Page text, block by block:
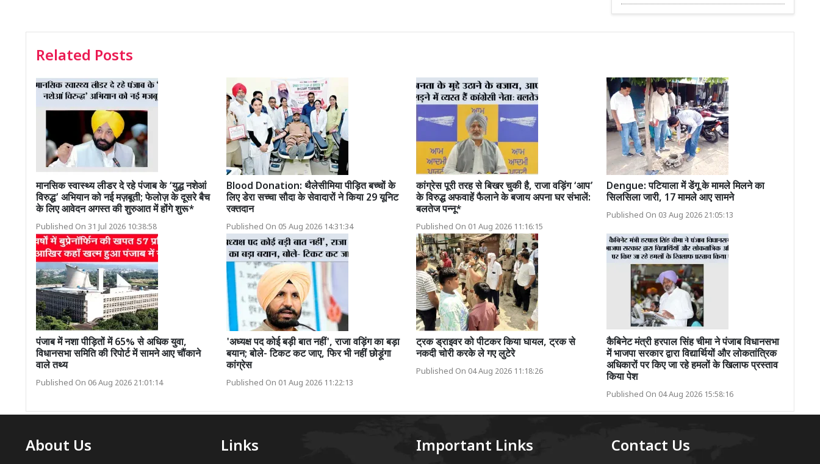
Related Posts
मानसिक स्वास्थ्य लीडर दे रहे पंजाब के ‘युद्ध नशेआं
विरुद्ध’ अभियान को नई मज़बूती; फेलोज़ के दूसरे बैच
के लिए आवेदन अगस्त की शुरुआत में होंगे शुरू*
Published On 31 Jul 2026 10:38:58
Blood Donation: थैलेसीमिया पीड़ित बच्चों के
लिए डेरा सच्चा सौदा के सेवादारों ने किया 29 यूनिट
रक्तदान
Published On 05 Aug 2026 14:31:34
कांग्रेस पूरी तरह से बिखर चुकी है, राजा वड़िंग ‘आप’
के विरुद्ध अफवाहें फैलाने के बजाय अपना घर संभालें:
बलतेज पन्नू*
Published On 01 Aug 2026 11:16:15
Dengue: पटियाला में डेंगू के मामले मिलने का
सिलसिला जारी, 17 मामले आए सामने
Published On 03 Aug 2026 21:05:13
पंजाब में नशा पीड़ितों में 65% से अधिक युवा,
विधानसभा समिति की रिपोर्ट में सामने आए चौंकाने
वाले तथ्य
Published On 06 Aug 2026 21:01:14
'अध्यक्ष पद कोई बड़ी बात नहीं', राजा वड़िंग का बड़ा
बयान; बोले- टिकट कट जाए, फिर भी नहीं छोड़ूंगा
कांग्रेस
Published On 01 Aug 2026 11:22:13
ट्रक ड्राइवर को पीटकर किया घायल, ट्रक से
नकदी चोरी करके ले गए लुटेरे
Published On 04 Aug 2026 11:18:26
कैबिनेट मंत्री हरपाल सिंह चीमा ने पंजाब विधानसभा
में भाजपा सरकार द्वारा विद्यार्थियों और लोकतांत्रिक
अधिकारों पर किए जा रहे हमलों के खिलाफ प्रस्ताव
किया पेश
Published On 04 Aug 2026 15:58:16
About Us Links Important Links Contact Us